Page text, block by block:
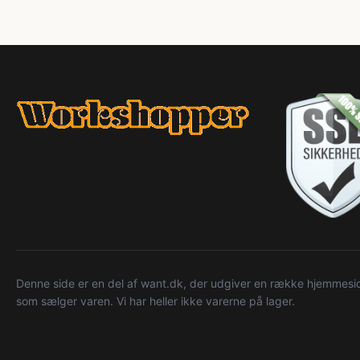
Denne side er en del af want.dk, der udgiver en række
som sælger varen. Vi har heller ikke varerne på lager.